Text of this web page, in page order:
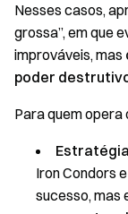
Nesses casos,
grossa”, em que
improváveis, mas
poder
Para quem opera
Iron Condors
sucesso, mas